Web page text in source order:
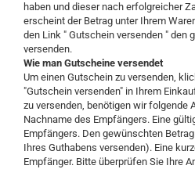
haben und dieser nach erfolgreicher
erscheint der Betrag unter Ihrem
den Link " Gutschein versenden " den
versenden.
Wie man Gutscheine versendet
Um einen Gutschein zu versenden,
"Gutschein versenden" in Ihrem
zu versenden, benötigen wir folgende
Nachname des Empfängers. Eine
Empfängers. Den gewünschten
Ihres Guthabens versenden). Eine
Empfänger. Bitte überprüfen Sie Ihre